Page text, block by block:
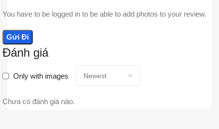
Đánh giá
Only with images
Chưa có đánh giá nào.
You have to be logged in to be able to add photos to your review.